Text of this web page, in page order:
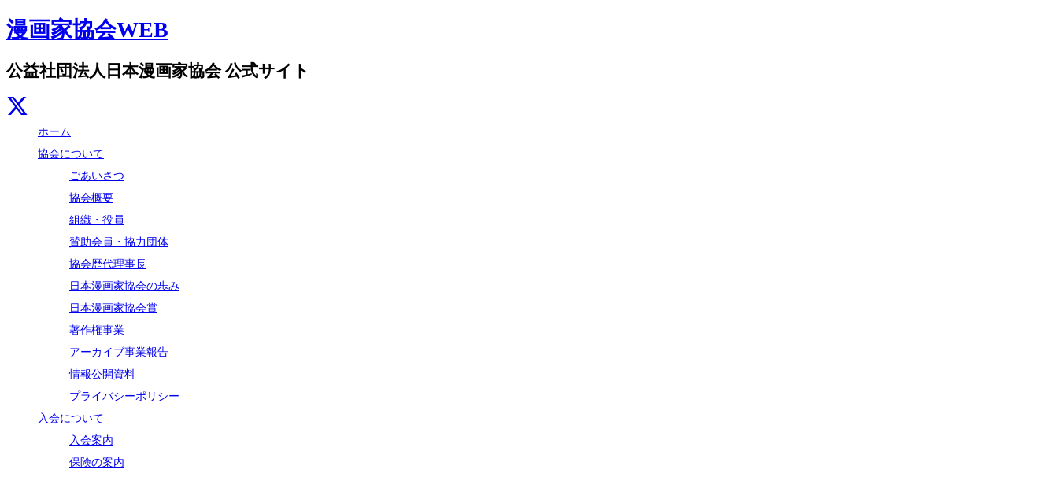
漫画家協会WEB
公益社団法人日本漫画家協会 公式サイト
ホーム
協会について
ごあいさつ
協会概要
組織・役員
賛助会員・協力団体
協会歴代理事長
日本漫画家協会の歩み
日本漫画家協会賞
著作権事業
アーカイブ事業報告
情報公開資料
プライバシーポリシー
入会について
入会案内
保険の案内